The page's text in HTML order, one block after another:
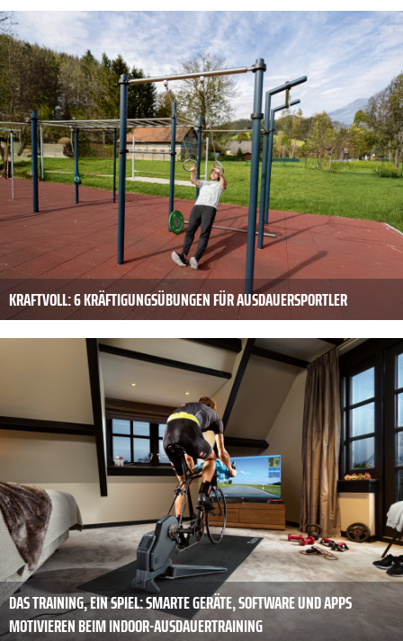
KRAFTVOLL: 6 KRÄFTIGUNGSÜBUNGEN FÜR AUSDAUERSPORTLER
DAS TRAINING, EIN SPIEL: SMARTE GERÄTE, SOFTWARE UND APPS
MOTIVIEREN BEIM INDOOR-AUSDAUERTRAINING